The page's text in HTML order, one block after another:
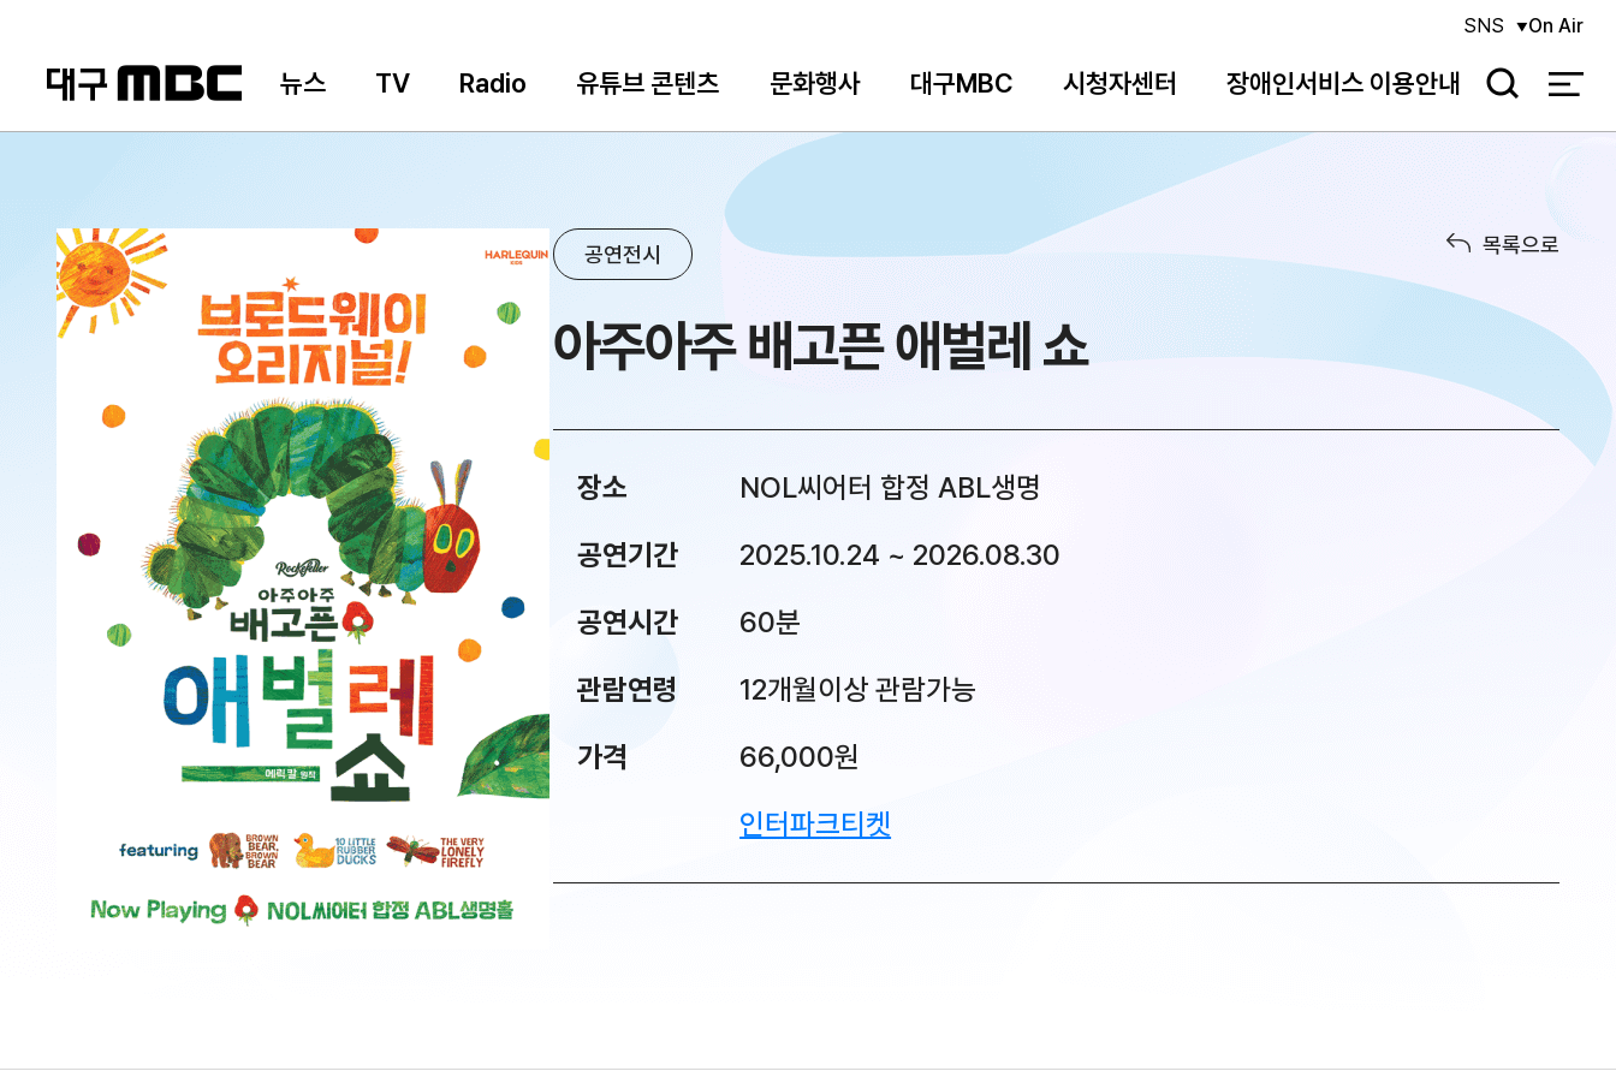
뉴스 TV Radio 유튜브 콘텐츠 문화행사 대구MBC 시청자센터 장애인서비스 이용안내
SNS On Air
검
공연전시
아주아주 배고픈 애벌레 쇼
장소
NOL씨어터 합정 ABL생명
공연기간
2025.10.24 ~ 2026.08.30
공연시간
60분
관람연령
12개월이상 관람가능
가격
66,000원
인터파크티켓
목록으로